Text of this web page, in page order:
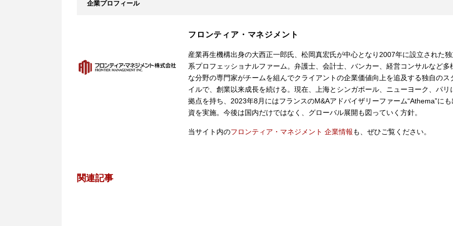
企業プロフィール
フロンティア・マネジメント
産業再生機構出身の大西正一郎氏、松岡真宏氏が中心となり2007年に設立された独
系プロフェッショナルファーム。弁護士、会計士、バンカー、経営コンサルなど多
な分野の専門家がチームを組んでクライアントの企業価値向上を追及する独自のス
イルで、創業以来成長を続ける。現在、上海とシンガポール、ニューヨーク、パリ
拠点を持ち、2023年8月にはフランスのM&Aアドバイザリーファーム“Athema”にも
資を実施。今後は国内だけではなく、グローバル展開も図っていく方針。
当サイト内のフロンティア・マネジメント 企業情報も、ぜひご覧ください。
関連記事